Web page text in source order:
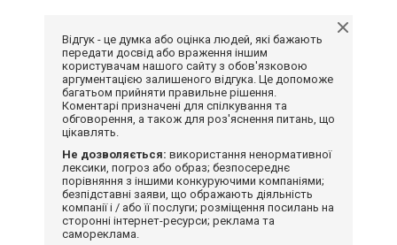
Відгук - це думка або оцінка людей, які бажають
передати досвід або враження іншим
користувачам нашого сайту з обов'язковою
аргументацією залишеного відгука. Це допоможе
багатьом прийняти правильне рішення.
Коментарі призначені для спілкування та
обговорення, а також для роз'яснення питань, що
цікавлять.
Не дозволяється: використання ненормативної
лексики, погроз або образ; безпосереднє
порівняння з іншими конкуруючими компаніями;
безпідставні заяви, що ображають діяльність
компанії і / або її послуги; розміщення посилань на
сторонні інтернет-ресурси; реклама та
самореклама.